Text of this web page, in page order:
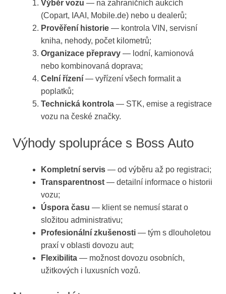
Výběr vozu — na zahraničních aukcích
(Copart, IAAI, Mobile.de) nebo u dealerů;
Prověření historie — kontrola VIN, servisní
kniha, nehody, počet kilometrů;
Organizace přepravy — lodní, kamionová
nebo kombinovaná doprava;
Celní řízení — vyřízení všech formalit a
poplatků;
Technická kontrola — STK, emise a registrace
vozu na české značky.
Výhody spolupráce s Boss Auto
Kompletní servis — od výběru až po registraci;
Transparentnost — detailní informace o historii
vozu;
Úspora času — klient se nemusí starat o
složitou administrativu;
Profesionální zkušenosti — tým s dlouholetou
praxí v oblasti dovozu aut;
Flexibilita — možnost dovozu osobních,
užitkových i luxusních vozů.